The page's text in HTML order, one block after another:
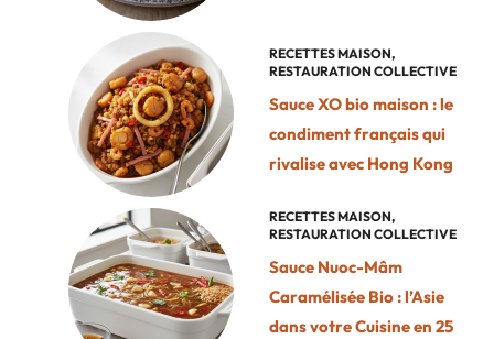
RECETTES MAISON,
RESTAURATION COLLECTIVE
Sauce XO bio maison : le
condiment français qui
rivalise avec Hong Kong
RECETTES MAISON,
RESTAURATION COLLECTIVE
Sauce Nuoc-Mâm
Caramélisée Bio : l’Asie
dans votre Cuisine en 25